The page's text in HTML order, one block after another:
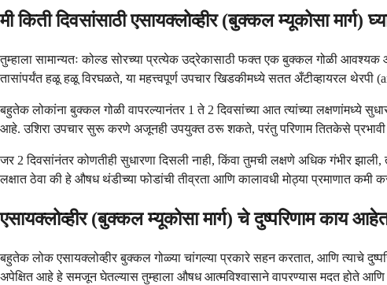
मी किती दिवसांसाठी एसायक्लोव्हीर (बुक्कल म्यूकोसा मार्ग)
तुम्हाला सामान्यतः कोल्ड सोरच्या प्रत्येक उद्रेकासाठी फक्त एक बुक्कल गोळी
तासांपर्यंत हळू हळू विरघळते, या महत्त्वपूर्ण उपचार खिडकीमध्ये सतत अँटीव्हायरल थेरपी
बहुतेक लोकांना बुक्कल गोळी वापरल्यानंतर 1 ते 2 दिवसांच्या आत त्यांच्या लक्षणांमध्ये
आहे. उशिरा उपचार सुरू करणे अजूनही उपयुक्त ठरू शकते, परंतु परिणाम तितकेसे प्रभावी
जर 2 दिवसांनंतर कोणतीही सुधारणा दिसली नाही, किंवा तुमची लक्षणे अधिक गंभीर
लक्षात ठेवा की हे औषध थंडीच्या फोडांची तीव्रता आणि कालावधी मोठ्या प्रमाणात कमी
एसायक्लोव्हीर (बुक्कल म्यूकोसा मार्ग) चे दुष्परिणाम काय
बहुतेक लोक एसायक्लोव्हीर बुक्कल गोळ्या चांगल्या प्रकारे सहन करतात, आणि त्याचे
अपेक्षित आहे हे समजून घेतल्यास तुम्हाला औषध आत्मविश्वासाने वापरण्यास मदत होते आणि